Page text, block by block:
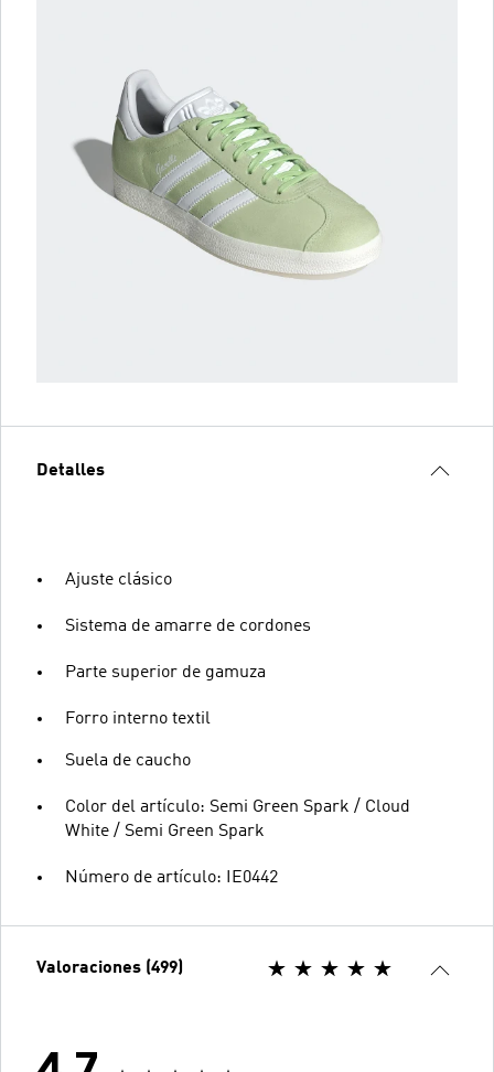
Detalles
Ajuste clásico
Sistema de amarre de cordones
Parte superior de gamuza
Forro interno textil
Suela de caucho
Color del artículo: Semi Green Spark / Cloud
White / Semi Green Spark
Número de artículo: IE0442
Valoraciones (499)